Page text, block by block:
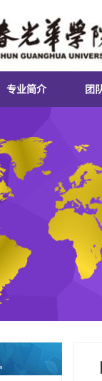
专业简介
日语专业
俄语专业
朝鲜语专业
商务英语专业
团
实
就
第